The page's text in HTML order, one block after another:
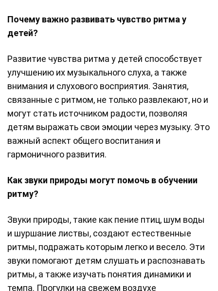
Почему важно развивать чувство ритма у
детей?
Развитие чувства ритма у детей способствует
улучшению их музыкального слуха, а также
внимания и слухового восприятия. Занятия,
связанные с ритмом, не только развлекают, но и
могут стать источником радости, позволяя
детям выражать свои эмоции через музыку. Это
важный аспект общего воспитания и
гармоничного развития.
Как звуки природы могут помочь в обучении
ритму?
Звуки природы, такие как пение птиц, шум воды
и шуршание листвы, создают естественные
ритмы, подражать которым легко и весело. Эти
звуки помогают детям слушать и распознавать
ритмы, а также изучать понятия динамики и
темпа. Прогулки на свежем воздухе